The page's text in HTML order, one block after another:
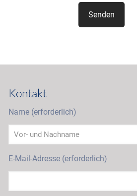
Kontakt
Name (erforderlich)
E-Mail-Adresse (erforderlich)